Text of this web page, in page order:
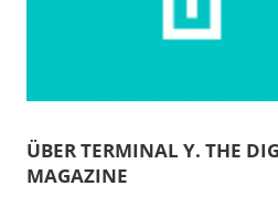
ÜBER TERMINAL Y. THE
MAGAZINE